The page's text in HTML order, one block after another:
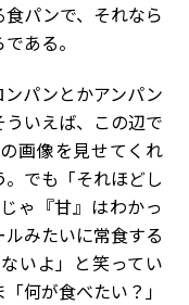
パンで、それなら
ある。
パンとかアンパン
いえば、この辺で
画像を見せてくれ
でも「それほどし
ゃ『甘』はわかっ
みたいに常食する
いよ」と笑ってい
何が食べたい？」